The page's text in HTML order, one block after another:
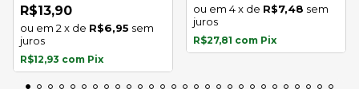
R$13,90
2 x de R$6,95 sem
juros
R$12,93 com Pix
4x de R$7,48 sem
juros
R$27,81 com Pix